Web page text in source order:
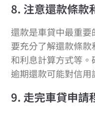
8. 注意還款條款
還款是車貸中最重
要充分了解還款條
和利息計算方式等
逾期還款可能對信用
9. 走完車貸申請